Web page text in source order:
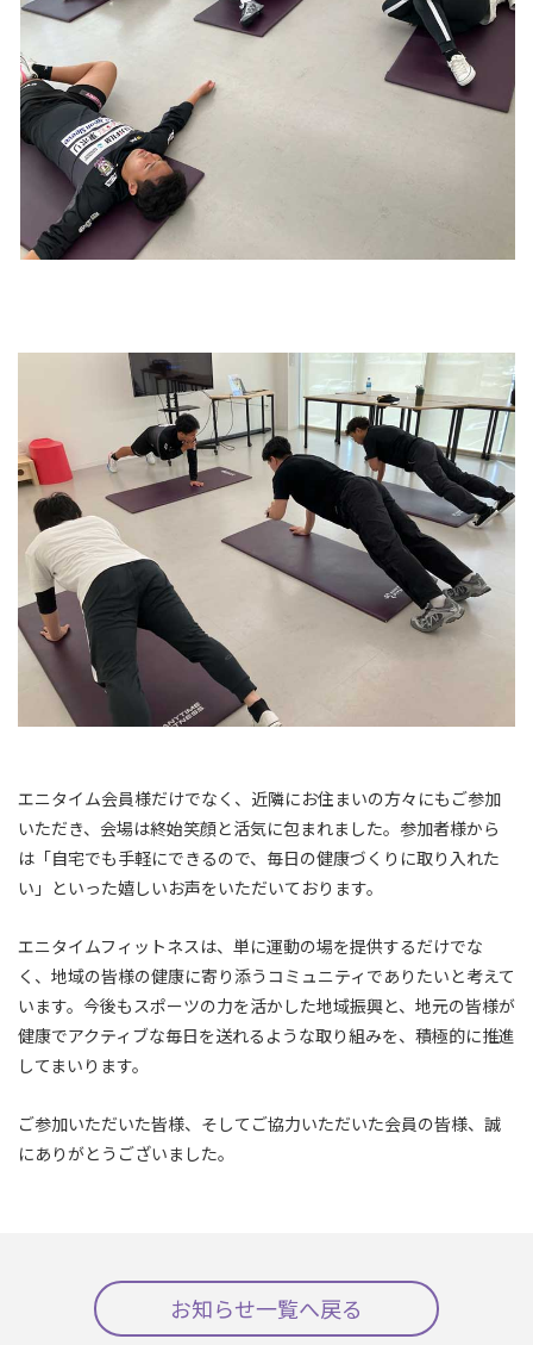
エニタイム会員様だけでなく、近隣にお住まいの方々にもご参加
いただき、会場は終始笑顔と活気に包まれました。参加者様から
は「自宅でも手軽にできるので、毎日の健康づくりに取り入れた
い」といった嬉しいお声をいただいております。
エニタイムフィットネスは、単に運動の場を提供するだけでな
く、地域の皆様の健康に寄り添うコミュニティでありたいと考えて
います。今後もスポーツの力を活かした地域振興と、地元の皆様が
健康でアクティブな毎日を送れるような取り組みを、積極的に推進
してまいります。
ご参加いただいた皆様、そしてご協力いただいた会員の皆様、誠
にありがとうございました。
お知らせ一覧へ戻る